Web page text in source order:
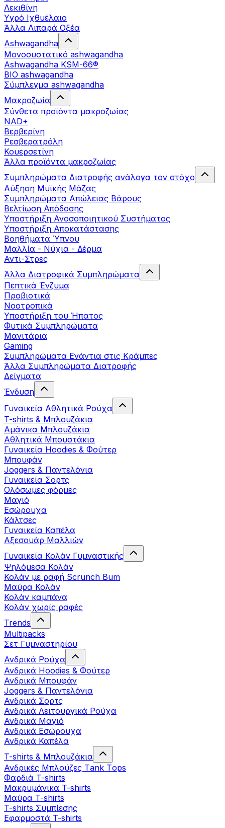
Λεκιθίνη
Υγρό Ιχθυέλαιο
Άλλα Λιπαρά Οξέα
Ashwagandha
Μονοσυστατικό ashwagandha
Ashwagandha KSM-66®
BIO ashwagandha
Σύμπλεγμα ashwagandha
Μακροζωία
Σύνθετα προϊόντα μακροζωίας
NAD+
Βερβερίνη
Ρεσβερατρόλη
Κουερσετίνη
Άλλα προϊόντα μακροζωίας
Συμπληρώματα Διατροφής ανάλογα τον στόχο
Αύξηση Μυϊκής Μάζας
Συμπληρώματα Aπώλειας Βάρους
Βελτίωση Απόδοσης
Υποστήριξη Ανοσοποιητικού Συστήματος
Yποστήριξη Αποκατάστασης
Βοηθήματα Ύπνου
Μαλλία - Νύχια - Δέρμα
Αντι-Στρες
Άλλα Διατροφικά Συμπληρώματα
Πεπτικά Ένζυμα
Προβιοτικά
Νοοτροπικά
Υποστήριξη του Ήπατος
Φυτικά Συμπληρώματα
Μανιτάρια
Gaming
Συμπληρώματα Ενάντια στις Κράμπες
Άλλα Συμπληρώματα Διατροφής
Δείγματα
Ένδυση
Γυναικεία Αθλητικά Ρούχα
T-shirts & Μπλουζάκια
Αμάνικα Μπλουζάκια
Aθλητικά Μπουστάκια
Γυναικεία Hoodies & Φούτερ
Μπουφάν
Joggers & Παντελόνια
Γυναικεία Σορτς
Ολόσωμες φόρμες
Μαγιό
Εσώρουχα
Κάλτσες
Γυναικεία Καπέλα
Αξεσουάρ Μαλλιών
Γυναικεία Κολάν Γυμναστικής
Ψηλόμεσα Κολάν
Κολάν με ραφή Scrunch Bum
Μαύρα Κολάν
Κολάν καμπάνα
Κολάν χωρίς ραφές
Trends
Multipacks
Σετ Γυμναστηρίου
Ανδρικά Ρούχα
Ανδρικά Hoodies & Φούτερ
Ανδρικά Μπουφάν
Joggers & Παντελόνια
Ανδρικά Σορτς
Ανδρικά Λειτουργικά Ρούχα
Ανδρικά Μαγιό
Ανδρικά Εσώρουχα
Ανδρικά Καπέλα
T-shirts & Μπλουζάκια
Ανδρικές Mπλούζες Τank Τops
Φαρδιά T-shirts
Μακρυμάνικα T-shirts
Μαύρα T-shirts
T-shirts Συμπίεσης
Εφαρμοστά T-shirts